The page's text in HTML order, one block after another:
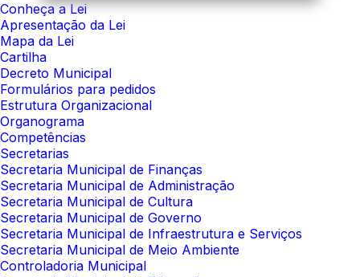
Conheça a Lei
Apresentação da Lei
Mapa da Lei
Cartilha
Decreto Municipal
Formulários para pedidos
Estrutura Organizacional
Organograma
Competências
Secretarias
Secretaria Municipal de Finanças
Secretaria Municipal de Administração
Secretaria Municipal de Cultura
Secretaria Municipal de Governo
Secretaria Municipal de Infraestrutura e Serviços
Secretaria Municipal de Meio Ambiente
Controladoria Municipal